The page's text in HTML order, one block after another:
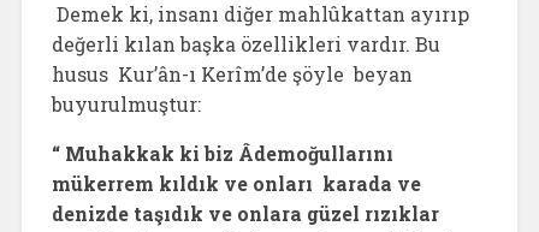
Demek ki, insanı diğer mahlûkattan ayırıp
değerli kılan başka özellikleri vardır. Bu
husus Kur’ân-ı Kerîm’de şöyle beyan
buyurulmuştur:
“ Muhakkak ki biz Âdemoğullarını
mükerrem kıldık ve onları karada ve
denizde taşıdık ve onlara güzel rızıklar